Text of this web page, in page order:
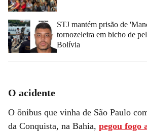
STJ mantém prisão de
tornozeleira em bicho de
Bolívia
O acidente
O ônibus que vinha de São Paulo
da Conquista, na Bahia, pegou fogo